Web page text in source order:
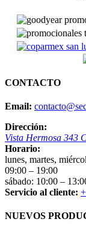
CONTACTO
Email:
Dirección:
Vista Hermosa 343
Horario:
lunes, martes,
09:00 – 19:00
sábado: 10:00 –
Servicio al cliente:
NUEVOS